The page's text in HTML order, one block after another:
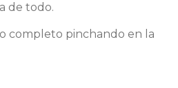
de todo.
completo pinchando en la